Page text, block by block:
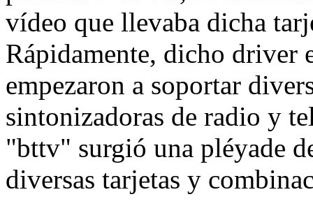
vídeo que llevaba dicha
Rápidamente, dicho driver
empezaron a soportar
sintonizadoras de radio y
"bttv" surgió una pléyade
diversas tarjetas y